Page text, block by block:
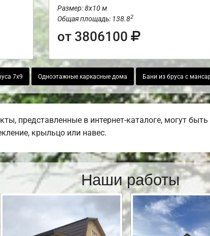
Размер: 8х10 м
Общая площадь: 138.82
от 3806100
7х9 Одноэтажные каркасные дома Бани из бруса с
представленные в интернет-каталоге, могут
крыльцо или навес.
Наши работы